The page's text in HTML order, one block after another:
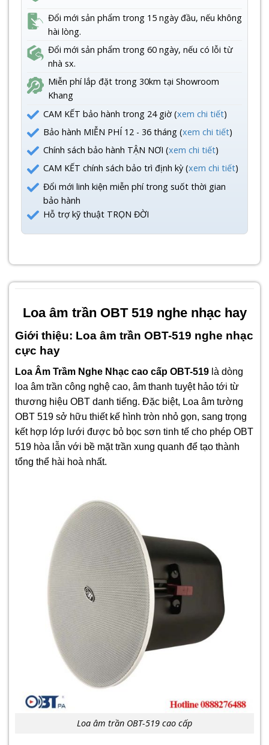
Đổi mới sản phẩm trong 15 ngày đầu, nếu không
hài lòng.
Đổi mới sản phẩm trong 60 ngày, nếu có lỗi từ
nhà sx.
Miễn phí lắp đặt trong 30km tại Showroom
Khang
CAM KẾT bảo hành trong 24 giờ (xem chi tiết)
Bảo hành MIỄN PHÍ 12 - 36 tháng (xem chi tiết)
Chính sách bảo hành TẬN NƠI (xem chi tiết)
CAM KẾT chính sách bảo trì định kỳ (xem chi tiết)
Đổi mới linh kiện miễn phí trong suốt thời gian
bảo hành
Hỗ trợ kỹ thuật TRỌN ĐỜI
Loa âm trần OBT 519 nghe nhạc hay
Giới thiệu: Loa âm trần OBT-519 nghe nhạc
cực hay
Loa Âm Trầm Nghe Nhạc cao cấp OBT-519 là dòng
loa âm trần công nghệ cao, âm thanh tuyệt hảo tới từ
thương hiệu OBT danh tiếng. Đặc biệt, Loa âm tường
OBT 519 sở hữu thiết kế hình tròn nhỏ gọn, sang trọng
kết hợp lớp lưới được bỏ bọc sơn tinh tế cho phép OBT
519 hòa lẫn với bề mặt trần xung quanh để tạo thành
tổng thể hài hoà nhất.
Loa âm trần OBT-519 cao cấp